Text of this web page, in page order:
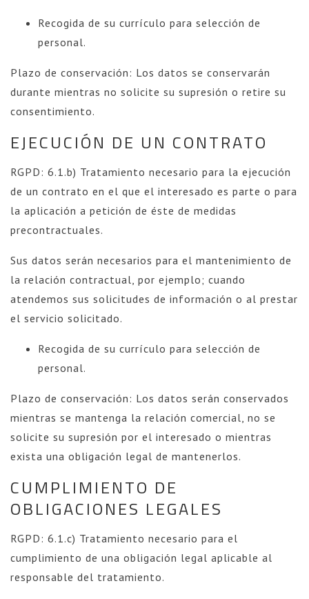
Recogida de su currículo para selección de
personal.
Plazo de conservación: Los datos se conservarán
durante mientras no solicite su supresión o retire su
consentimiento.
EJECUCIÓN DE UN CONTRATO
RGPD: 6.1.b) Tratamiento necesario para la ejecución
de un contrato en el que el interesado es parte o para
la aplicación a petición de éste de medidas
precontractuales.
Sus datos serán necesarios para el mantenimiento de
la relación contractual, por ejemplo; cuando
atendemos sus solicitudes de información o al prestar
el servicio solicitado.
Recogida de su currículo para selección de
personal.
Plazo de conservación: Los datos serán conservados
mientras se mantenga la relación comercial, no se
solicite su supresión por el interesado o mientras
exista una obligación legal de mantenerlos.
CUMPLIMIENTO DE
OBLIGACIONES LEGALES
RGPD: 6.1.c) Tratamiento necesario para el
cumplimiento de una obligación legal aplicable al
responsable del tratamiento.